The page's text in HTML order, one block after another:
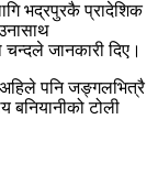
भद्रपुरकै प्रादेशिक
जानकारी दिए।
पनि जङ्गलभित्रै
बनियानीको टोली